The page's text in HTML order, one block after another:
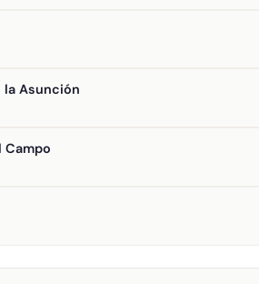
la Asunción
Campo